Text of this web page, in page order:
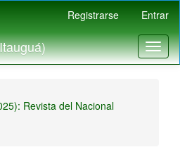
Registrarse Entrar
Revista del Nacional